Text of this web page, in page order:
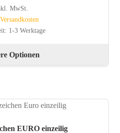
MwSt.
Versandkosten
1-3 Werktage
Optionen
EURO einzeilig